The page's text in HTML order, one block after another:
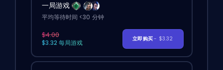
一局游戏
平均等待时间 <30 分钟
$4.00
$3.32 每局游戏
立即购买- $3.32